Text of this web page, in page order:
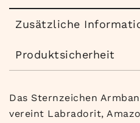
Zusätzliche
Produktsicherheit
Das Sternzeichen
vereint Labradorit,